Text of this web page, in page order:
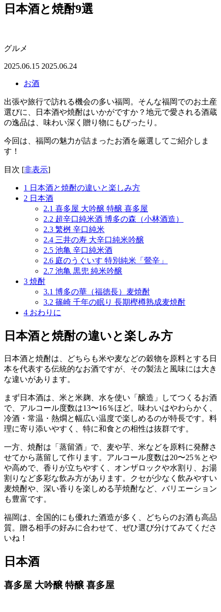
日本酒と焼酎9選
グルメ
2025.06.15 2025.06.24
お酒
出張や旅行で訪れる機会の多い福岡。そんな福岡でのお土産
選びに、日本酒や焼酎はいかがですか？地元で愛される酒蔵
の逸品は、味わい深く贈り物にもぴったり。
今回は、福岡の魅力が詰まったお酒を厳選してご紹介しま
す！
目次 [非表示]
1 日本酒と焼酎の違いと楽しみ方
2 日本酒
2.1 喜多屋 大吟醸 特醸 喜多屋
2.2 超辛口純米酒 博多の森（小林酒造）
2.3 繁桝 辛口純米
2.4 三井の寿 大辛口純米吟醸
2.5 池亀 辛口純米酒
2.6 庭のうぐいす 特別純米「鶯辛」
2.7 池亀 黒兜 純米吟醸
3 焼酎
3.1 博多の華（福徳長）麦焼酎
3.2 篠崎 千年の眠り 長期樫樽熟成麦焼酎
4 おわりに
日本酒と焼酎の違いと楽しみ方
日本酒と焼酎は、どちらも米や麦などの穀物を原料とする日
本を代表する伝統的なお酒ですが、その製法と風味には大き
な違いがあります。
まず日本酒は、米と米麹、水を使い「醸造」してつくるお酒
で、アルコール度数は13〜16％ほど。味わいはやわらかく、
冷酒・常温・熱燗と幅広い温度で楽しめるのが特長です。料
理に寄り添いやすく、特に和食との相性は抜群です。
一方、焼酎は「蒸留酒」で、麦や芋、米などを原料に発酵さ
せてから蒸留して作ります。アルコール度数は20〜25％とや
や高めで、香りが立ちやすく、オンザロックや水割り、お湯
割りなど多彩な飲み方があります。クセが少なく飲みやすい
麦焼酎や、深い香りを楽しめる芋焼酎など、バリエーション
も豊富です。
福岡は、全国的にも優れた酒造が多く、どちらのお酒も高品
質。贈る相手の好みに合わせて、ぜひ選び分けてみてくださ
いね！
日本酒
喜多屋 大吟醸 特醸 喜多屋